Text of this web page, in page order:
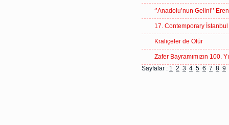
‘’Anadolu’nun Gelini’’
17. Contemporary İstanbul
Kraliçeler de Ölür
Zafer Bayramımızın 100.
Sayfalar : 1 2 3 4 5 6 7 8 9